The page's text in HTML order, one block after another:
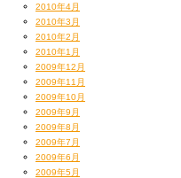
2010年4月
2010年3月
2010年2月
2010年1月
2009年12月
2009年11月
2009年10月
2009年9月
2009年8月
2009年7月
2009年6月
2009年5月